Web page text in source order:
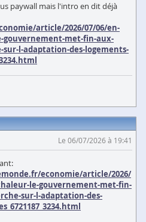
paywall mais l'intro en dit déjà
article/2026/07/06/en-
gouvernement-met-fin-aux-
l-adaptation-des-logements-
Le 06/07/2026 à 19:41
economie/article/2026/
le-gouvernement-met-fin-
sur-l-adaptation-des-